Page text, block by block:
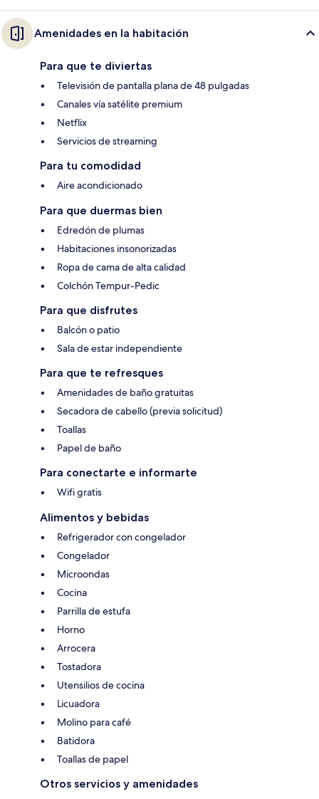
Amenidades en la habitación
Para que te diviertas
Televisión de pantalla plana de 48 pulgadas
Canales vía satélite premium
Netflix
Servicios de streaming
Para tu comodidad
Aire acondicionado
Para que duermas bien
Edredón de plumas
Habitaciones insonorizadas
Ropa de cama de alta calidad
Colchón Tempur-Pedic
Para que disfrutes
Balcón o patio
Sala de estar independiente
Para que te refresques
Amenidades de baño gratuitas
Secadora de cabello (previa solicitud)
Toallas
Papel de baño
Para conectarte e informarte
Wifi gratis
Alimentos y bebidas
Refrigerador con congelador
Congelador
Microondas
Cocina
Parrilla de estufa
Horno
Arrocera
Tostadora
Utensilios de cocina
Licuadora
Molino para café
Batidora
Toallas de papel
Otros servicios y amenidades